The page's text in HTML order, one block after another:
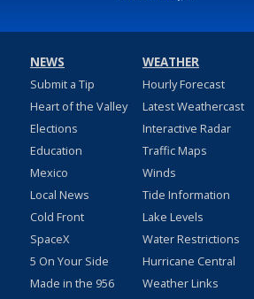
NEWS
Submit a Tip
Heart of the Valley
Elections
Education
Mexico
Local News
Cold Front
SpaceX
5 On Your Side
Made in the 956
WEATHER
Hourly Forecast
Latest Weathercast
Interactive Radar
Traffic Maps
Winds
Tide Information
Lake Levels
Water Restrictions
Hurricane Central
Weather Links